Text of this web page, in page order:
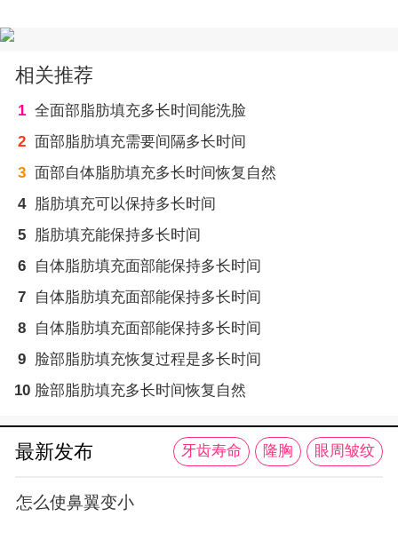
相关推荐
1 全面部脂肪填充多长时间能洗脸
2 面部脂肪填充需要间隔多长时间
3 面部自体脂肪填充多长时间恢复自然
4 脂肪填充可以保持多长时间
5 脂肪填充能保持多长时间
6
自体脂肪填充面部能保持多长时间
7
自体脂肪填充面部能保持多长时间
8
自体脂肪填充面部能保持多长时间
9 脸部脂肪填充恢复过程是多长时间
10 脸部脂肪填充多长时间恢复自然
最新发布 牙齿寿命 隆胸 眼周皱纹
怎么使鼻翼变小